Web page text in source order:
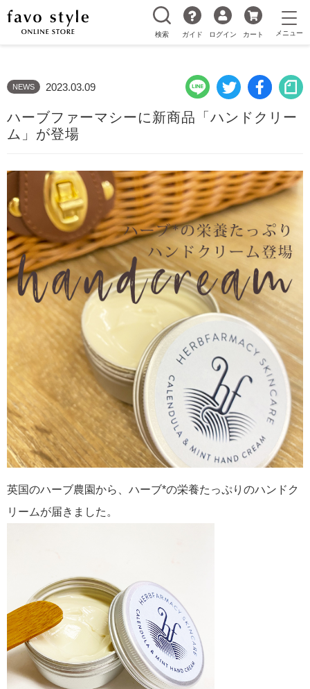
検索 ガイド ログイン カート
NEWS 2023.03.09
ハーブファーマシーに新商品「ハンドクリー
ム」が登場
英国のハーブ農園から、ハーブ*の栄養たっぷりのハンドク
リームが届きました。